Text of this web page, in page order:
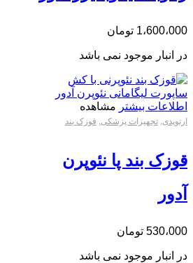
1،600،000 تومان
در انبار موجود نمی باشد
اطلاعات بیشتر مشاهده
ارتوپدی تجهیزات پزشکی قوزک بند
قوزک بند پا نئوپرن
آدور
530،000 تومان
در انبار موجود نمی باشد